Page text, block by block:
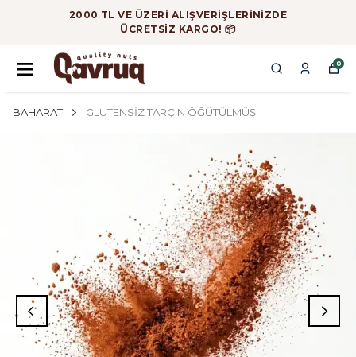
2000 TL VE ÜZERİ ALIŞVERİŞLERİNİZDE
ÜCRETSİZ KARGO! 📦
0
BAHARAT GLUTENSİZ TARÇIN ÖĞÜTÜLMÜŞ